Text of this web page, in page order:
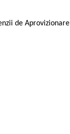
de Aprovizionare